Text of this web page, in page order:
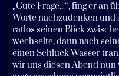
„Gute Frage...“, fing er an
Worte nachzudenken und
ratlos seinen Blick
wechselte, dann nach
einen Schluck Wasser
wir uns diesen Abend nun